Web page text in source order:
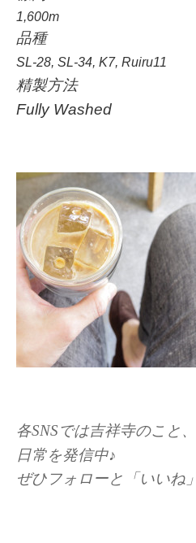
1,600m
品種
SL-28, SL-34, K7, Ruiru11
精製方法
Fully Washed
各SNSでは吉祥寺のこと
日常を発信中♪
ぜひフォローと「いいね